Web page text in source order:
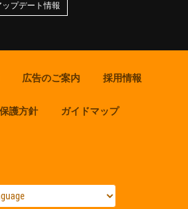
ップデート情報
広告のご案内 採用情報
護方針 ガイドマップ